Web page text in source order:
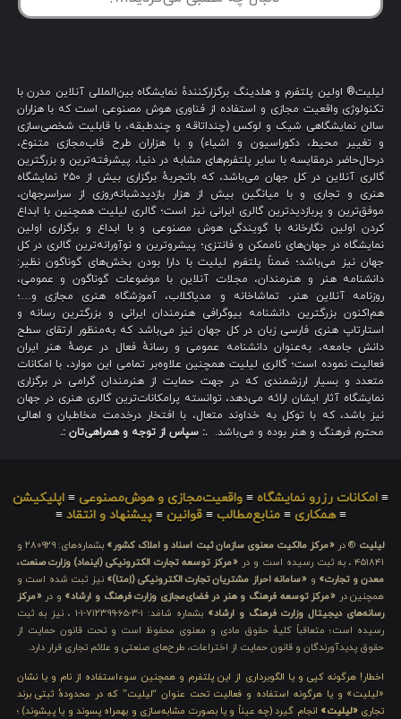
لیلیت® اولین پلتفرم و هلدینگ برگزارکنندهٔ نمایشگاه بین‌المللی آنلاین مدرن با
تکنولوژی واقعیت مجازی و استفاده از فناوری هوش مصنوعی است که با هزاران
سالن نمایشگاهی شیک و لوکس (چنداتاقه و چندطبقه، با قابلیت شخصی‌سازی
و تغییر محیط، دکوراسیون و اشیاء) و با هزاران طرح قاب‌مجازی متنوع،
درحال‌حاضر درمقایسه با سایر پلتفرم‌های مشابه در دنیا، پیشرفته‌ترین و بزرگترین
گالری آنلاین در کل جهان می‌باشد، که باتجربهٔ برگزاری بیش از ۲۵۰ نمایشگاه
هنری و تجاری و با میانگین بیش از هزار بازدیدشبانه‌روزی از سراسرجهان،
موفق‌ترین و پربازدیدترین گالری ایرانی نیز است؛ گالری لیلیت همچنین با ابداع
کردن اولین نگارخانه با گویندگی هوش مصنوعی و با ابداع و برگزاری اولین
نمایشگاه در جهان‌های ناممکن و فانتزی؛ پیشروترین و نوآورانه‌ترین گالری در کل
جهان نیز می‌باشد؛ ضمناً پلتفرم لیلیت با دارا بودن بخش‌های گوناگون نظیر:
دانشنامه هنر و هنرمندان، مجلات آنلاین با موضوعات گوناگون و عمومی،
روزنامه آنلاین هنر، تماشاخانه و مدیاکلاب، آموزشگاه هنری مجازی و…؛
هم‌اکنون بزرگترین دانشنامه بیوگرافی هنرمندان ایرانی و بزرگترین رسانه و
استارتاپ هنری فارسی زبان در کل جهان نیز می‌باشد که به‌منظور ارتقای سطح
دانش جامعه، به‌عنوان دانشنامه عمومی و رسانهٔ فعال در عرصهٔ هنر ایران
فعالیت نموده است؛ گالری لیلیت همچنین علاوه‌بر تمامی این موارد، با امکانات
متعدد و بسیار ارزشمندی که در جهت حمایت از هنرمندان گرامی در برگزاری
نمایشگاه آثار ایشان ارائه می‌دهد، توانسته پرامکانات‌ترین گالری هنری در جهان
نیز باشد، که با توکل به خداوند متعال، با افتخار درخدمت مخاطبان و اهالی
محترم فرهنگ و هنر بوده و می‌باشد. .: سپاس از توجه و همراهی‌تان :.
≡ امکانات رزرو نمایشگاه ≡ واقعیت‌مجازی و هوش‌مصنوعی ≡ اپلیکیشن
≡همکاری ≡منابع‌مطالب ≡قوانین ≡پیشنهاد و انتقاد ≡
لیلیت ® در «مرکز مالکیت معنوی سازمان ثبت اسناد و املاک کشور»
بشماره‌های: ۲۸۰۹۲۹ و
۴۵۱۸۴۱ ، به ثبت رسیده است و در
«مرکز توسعه تجارت الکترونیکی (اینماد) وزارت صنعت،
معدن و تجارت» و «سامانه احراز مشتریان تجارت الکترونیکی (اِمتا)» نیز ثبت شده است و
همچنین در «مرکز توسعه فرهنگ و هنر در فضای‌مجازی وزارت فرهنگ و ارشاد» و در«مرکز
رسانه‌های دیجیتال وزارت فرهنگ و ارشاد»
بشماره شامَد: ۱-۳-۶۵-۷۱۲۳۹۹-۱-۱ ، نیز به ثبت
رسیده است؛ متعاقباً کلیهٔ حقوق مادی و معنوی محفوظ است و تحت قانون حمایت از
حقوق پدیدآورندگان و قانون حمایت از اختراعات، طرح‌های صنعتی و علائم تجاری قرار دارد.
اخطار! هرگونه کپی و یا الگوبرداری از این پلتفرم و همچنین سوءاستفاده از نام و یا نشان
«لیلیت» و یا هرگونه استفاده و فعالیت تحت عنوان “لیلیت” که در محدودهٔ ثبتی برند
تجاری «لیلیت» انجام گیرد (چه عیناً و یا بصورت مشابه‌سازی و بهمراه پسوند و یا پیشوند) ؛